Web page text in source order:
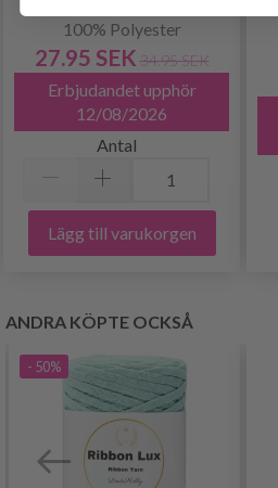
100% Polyester
27.95 SEK 34.95 SEK
Erbjudandet upphör
12/08/2026
Antal
Lägg till varukorgen
ANDRA KÖPTE OCKSÅ
- 50%